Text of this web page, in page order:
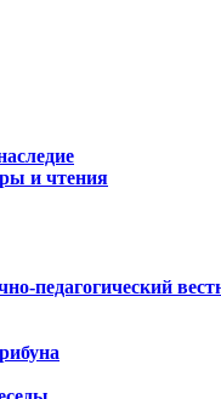
и чтения
педагогический